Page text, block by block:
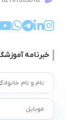
خبرنامه